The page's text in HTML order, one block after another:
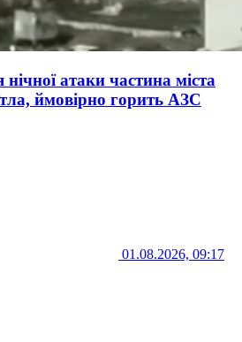
атаки частина міста
ймовірно горить АЗС
01.08.2026, 09:17